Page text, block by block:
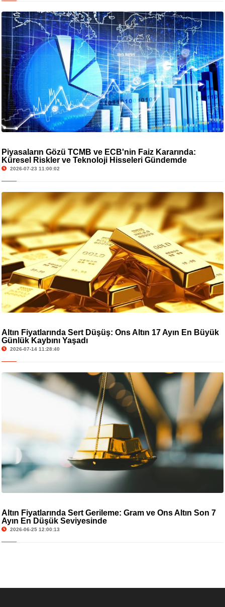
Piyasaların Gözü TCMB ve ECB'nin Faiz Kararında:
Küresel Riskler ve Teknoloji Hisseleri Gündemde
2026-07-23 11:00:02
Altın Fiyatlarında Sert Düşüş: Ons Altın 17 Ayın En Büyük
Günlük Kaybını Yaşadı
2026-07-14 11:28:40
Altın Fiyatlarında Sert Gerileme: Gram ve Ons Altın Son 7
Ayın En Düşük Seviyesinde
2026-06-25 12:00:13